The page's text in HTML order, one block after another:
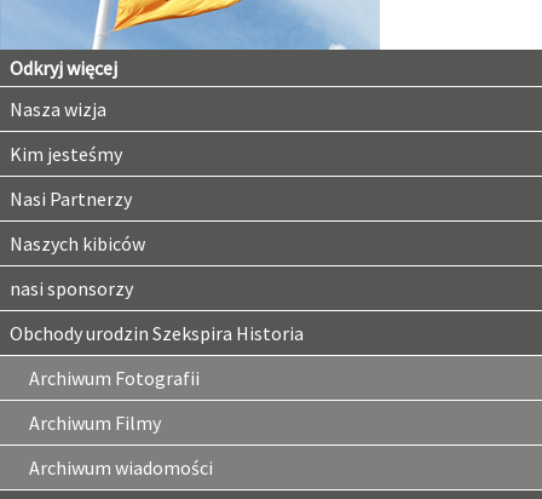
Odkryj więcej
Nasza wizja
Kim jesteśmy
Nasi Partnerzy
Naszych kibiców
nasi sponsorzy
Obchody urodzin Szekspira Historia
Archiwum Fotografii
Archiwum Filmy
Archiwum wiadomości